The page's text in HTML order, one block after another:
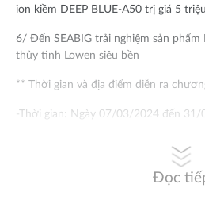
ion kiềm DEEP BLUE-A50 trị giá 5
6/ Đến SEABIG trải nghiệm sản phẩm
thủy tinh Lowen siêu bền
** Thời gian và địa điểm diễn ra
-Thời gian: Ngày 07/03/2024 đến
Đọc